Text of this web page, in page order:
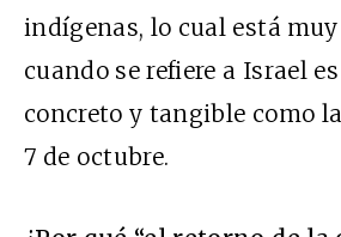
indígenas, lo cual está muy
cuando se refiere a Israel
concreto y tangible como
7 de octubre.